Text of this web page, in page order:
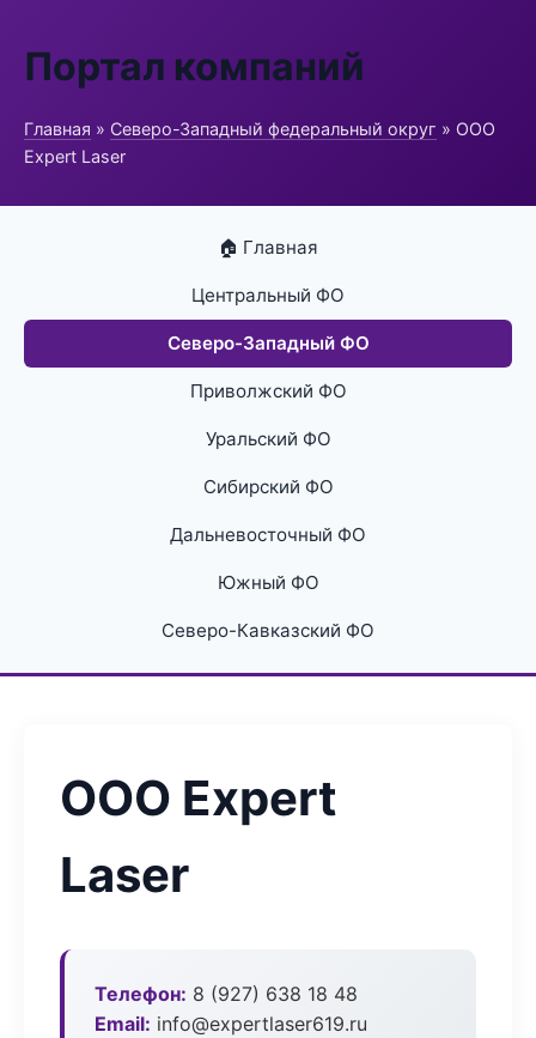
Портал компаний
Главная » Северо-Западный федеральный округ » ООО
Expert Laser
🏠 Главная
Центральный ФО
Северо-Западный ФО
Приволжский ФО
Уральский ФО
Сибирский ФО
Дальневосточный ФО
Южный ФО
Северо-Кавказский ФО
ООО Expert
Laser
Телефон: 8 (927) 638 18 48
Email: info@expertlaser619.ru